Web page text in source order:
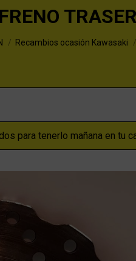
Recambios ocasión Kawasaki
para tenerlo mañana en tu